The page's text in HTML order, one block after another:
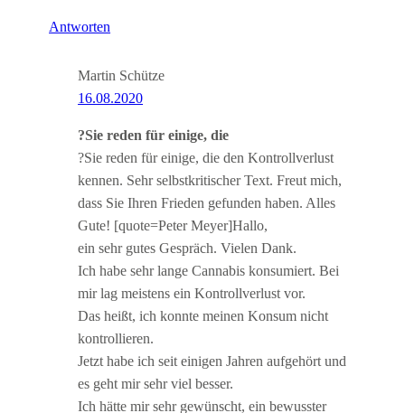
Antworten
Martin Schütze
16.08.2020
?Sie reden für einige, die
?Sie reden für einige, die den Kontrollverlust
kennen. Sehr selbstkritischer Text. Freut mich,
dass Sie Ihren Frieden gefunden haben. Alles
Gute! [quote=Peter Meyer]Hallo,
ein sehr gutes Gespräch. Vielen Dank.
Ich habe sehr lange Cannabis konsumiert. Bei
mir lag meistens ein Kontrollverlust vor.
Das heißt, ich konnte meinen Konsum nicht
kontrollieren.
Jetzt habe ich seit einigen Jahren aufgehört und
es geht mir sehr viel besser.
Ich hätte mir sehr gewünscht, ein bewusster